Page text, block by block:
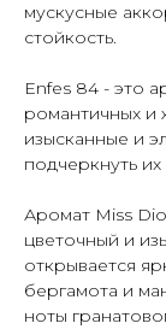
мускусные
стойкость.
Enfes 84 - это
романтичных и
изысканные и
подчеркнуть
Аромат Miss
цветочный и
открывается
бергамота и
ноты